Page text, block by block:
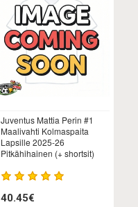
Juventus Mattia Perin #1
Maalivahti Kolmaspaita
Lapsille 2025-26
Pitkähihainen (+ shortsit)
40.45€